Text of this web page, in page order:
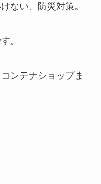
ない、防災対策。
。
ンテナショップま